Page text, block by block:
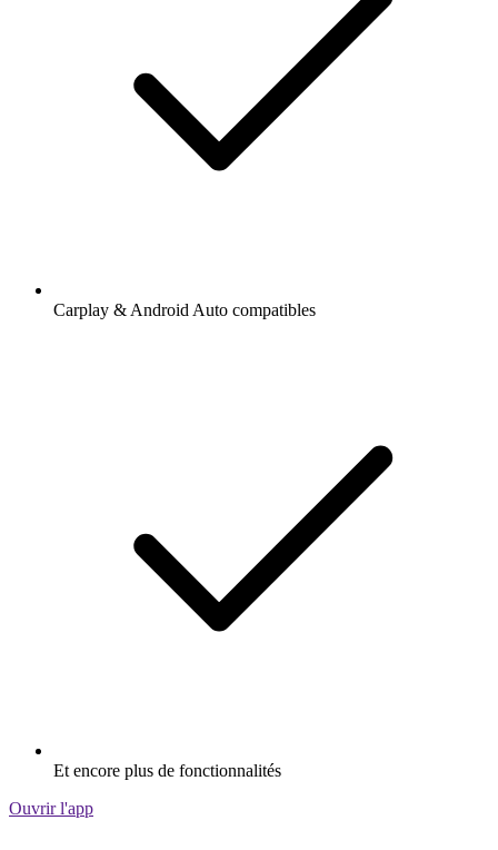
Carplay & Android Auto compatibles
Et encore plus de fonctionnalités
Ouvrir l'app